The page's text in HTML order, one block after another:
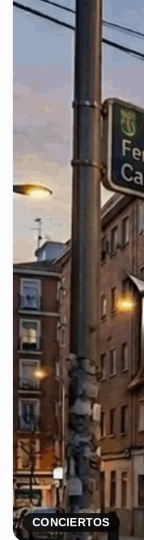
CONCIERTOS